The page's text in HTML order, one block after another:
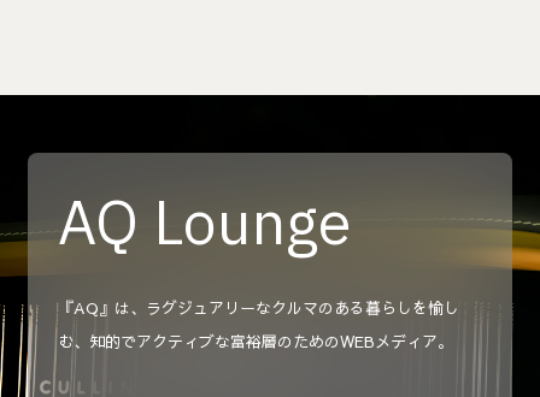
AQ Lounge
『AQ』は、ラグジュアリーなクルマのある暮らしを愉し
む、知的でアクティブな富裕層のためのWEBメディア。